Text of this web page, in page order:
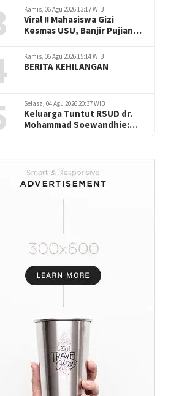
ke Rekening Perorangan
Kamis, 06 Agu 2026 13:17 WIB
Viral !! Mahasiswa Gizi
Kesmas USU, Banjir Pujian
International Dari Rp.70
Ribu Refeensi Akademik
Kamis, 06 Agu 2026 15:14 WIB
BERITA KEHILANGAN
Selasa, 04 Agu 2026 20:37 WIB
Keluarga Tuntut RSUD dr.
Mohammad Soewandhie:
Meninggal di Ruang ICU